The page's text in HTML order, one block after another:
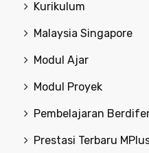
Kurikulum
Malaysia Singapore
Modul Ajar
Modul Proyek
Pembelajaran
Prestasi Terbaru